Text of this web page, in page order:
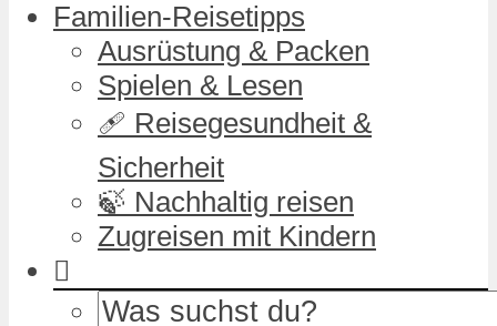
Familien-Reisetipps
Ausrüstung & Packen
Spielen & Lesen
🩹 Reisegesundheit &
Sicherheit
🍃 Nachhaltig reisen
Zugreisen mit Kindern